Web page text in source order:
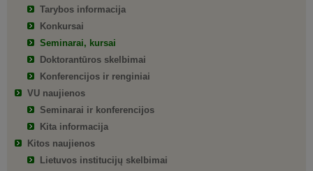
Tarybos informacija
Konkursai
Seminarai, kursai
Doktorantūros skelbimai
Konferencijos ir renginiai
VU naujienos
Seminarai ir konferencijos
Kita informacija
Kitos naujienos
Lietuvos institucijų skelbimai